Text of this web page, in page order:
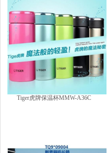
Tiger虎牌保温杯MMW-A36C